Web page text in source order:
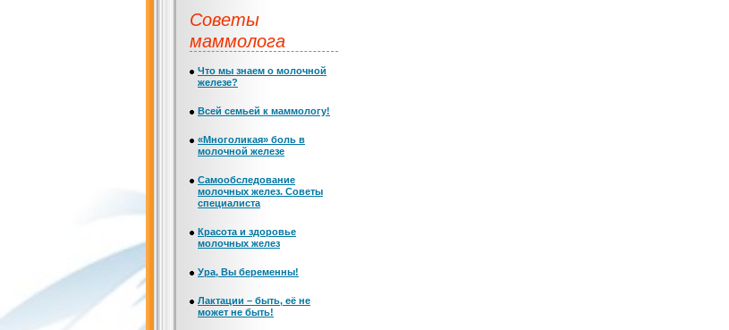
Советы
маммолога
Что мы знаем о молочной
железе?
Всей семьей к маммологу!
«Многоликая» боль в
молочной железе
Самообследование
молочных желез. Советы
специалиста
Красота и здоровье
молочных желез
Ура, Вы беременны!
Лактации – быть, её не
может не быть!